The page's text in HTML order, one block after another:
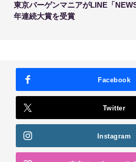
東京バーゲンマニアがLINE「
年連続大賞を受賞
Facebook
Twitter
Instagram